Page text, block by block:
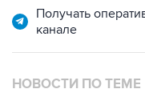
Получать
канале
НОВОСТИ ПО ТЕМЕ